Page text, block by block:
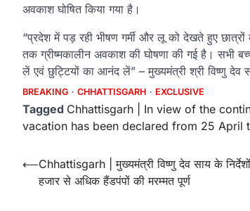
अवकाश घोषित किया गया है।
“प्रदेश में पड़ रही भीषण गर्मी और लू को देखते हुए
तक ग्रीष्मकालीन अवकाश की घोषणा की गई है। सभी
लें एवं छुट्टियों का आनंद लें” – मुख्यमंत्री श्री विष्णु देव
BREAKING CHHATTISGARH EXCLUSIVE
Tagged Chhattisgarh | In view of the
vacation has been declared from 25 April
Post
navigation
⟵Chhattisgarh | मुख्यमंत्री विष्णु देव साय के
हजार से अधिक हैंडपंपों की मरम्मत पूर्ण